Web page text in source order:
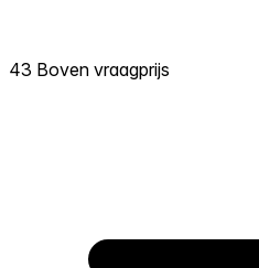
43 Boven vraagprijs